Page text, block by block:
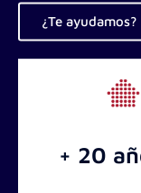
¿Te ayudamos?
+ 20